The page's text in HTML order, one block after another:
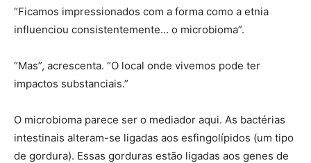
“Ficamos impressionados com a forma como a etnia
influenciou consistentemente… o microbioma”.
“Mas”, acrescenta. “O local onde vivemos pode ter
impactos substanciais.”
O microbioma parece ser o mediador aqui. As bactérias
intestinais alteram-se ligadas aos esfingolípidos (um tipo
de gordura). Essas gorduras estão ligadas aos genes de